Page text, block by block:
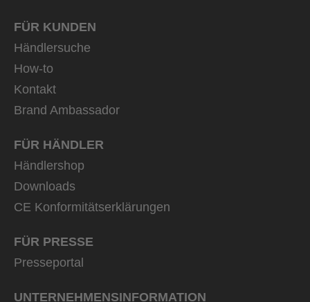
FÜR KUNDEN
Händlersuche
How-to
Kontakt
Brand Ambassador
FÜR HÄNDLER
Händlershop
Downloads
CE Konformitätserklärungen
FÜR PRESSE
Presseportal
UNTERNEHMENS­INFORMATION